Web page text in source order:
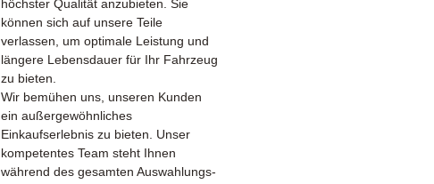
höchster Qualität anzubieten. Sie
können sich auf unsere Teile
verlassen, um optimale Leistung und
längere Lebensdauer für Ihr Fahrzeug
zu bieten.
Wir bemühen uns, unseren Kunden
ein außergewöhnliches
Einkaufserlebnis zu bieten. Unser
kompetentes Team steht Ihnen
während des gesamten Auswahlungs-